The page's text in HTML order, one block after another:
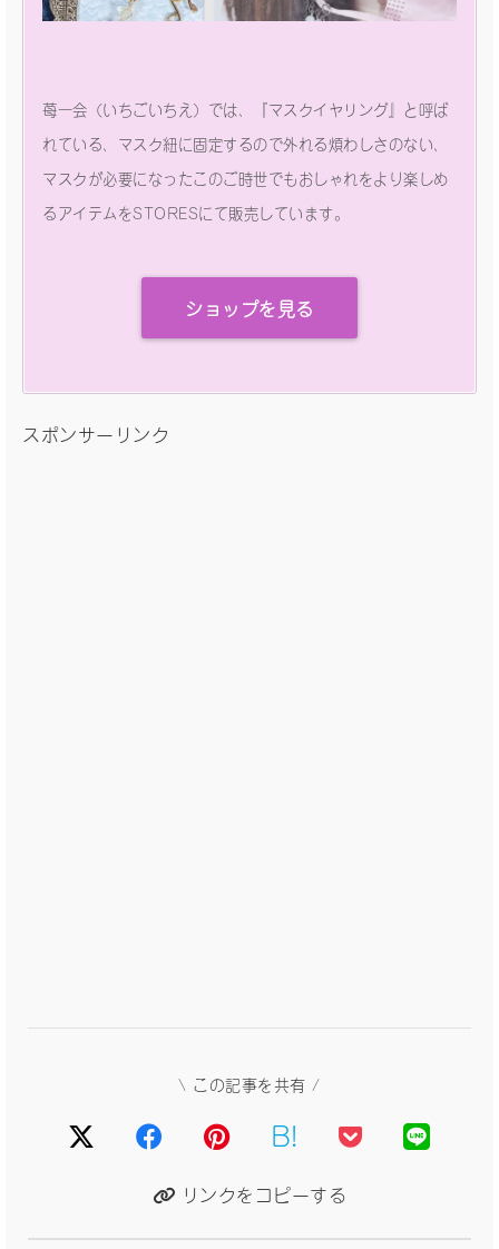
苺一会（いちごいちえ）では、『マスクイヤリング』と呼ば
れている、マスク紐に固定するので外れる煩わしさのない、
マスクが必要になったこのご時世でもおしゃれをより楽しめ
るアイテムをSTORESにて販売しています。
ショップを見る
スポンサーリンク
\ この記事を共有 /
B!
リンクをコピーする